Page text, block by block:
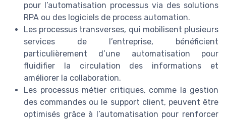
pour l’automatisation processus via des solutions
RPA ou des logiciels de process automation.
Les processus transverses, qui mobilisent plusieurs
services de l’entreprise, bénéficient
particulièrement d’une automatisation pour
fluidifier la circulation des informations et
améliorer la collaboration.
Les processus métier critiques, comme la gestion
des commandes ou le support client, peuvent être
optimisés grâce à l’automatisation pour renforcer